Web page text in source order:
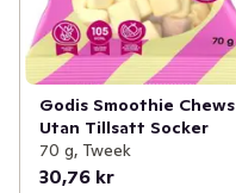
Godis Smoothie Chews
Utan Tillsatt Socker
70 g, Tweek
30,76 kr